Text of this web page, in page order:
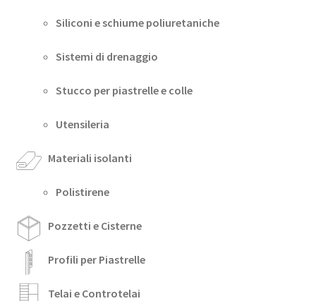
Siliconi e schiume poliuretaniche
Sistemi di drenaggio
Stucco per piastrelle e colle
Utensileria
Materiali isolanti
Polistirene
Pozzetti e Cisterne
Profili per Piastrelle
Telai e Controtelai